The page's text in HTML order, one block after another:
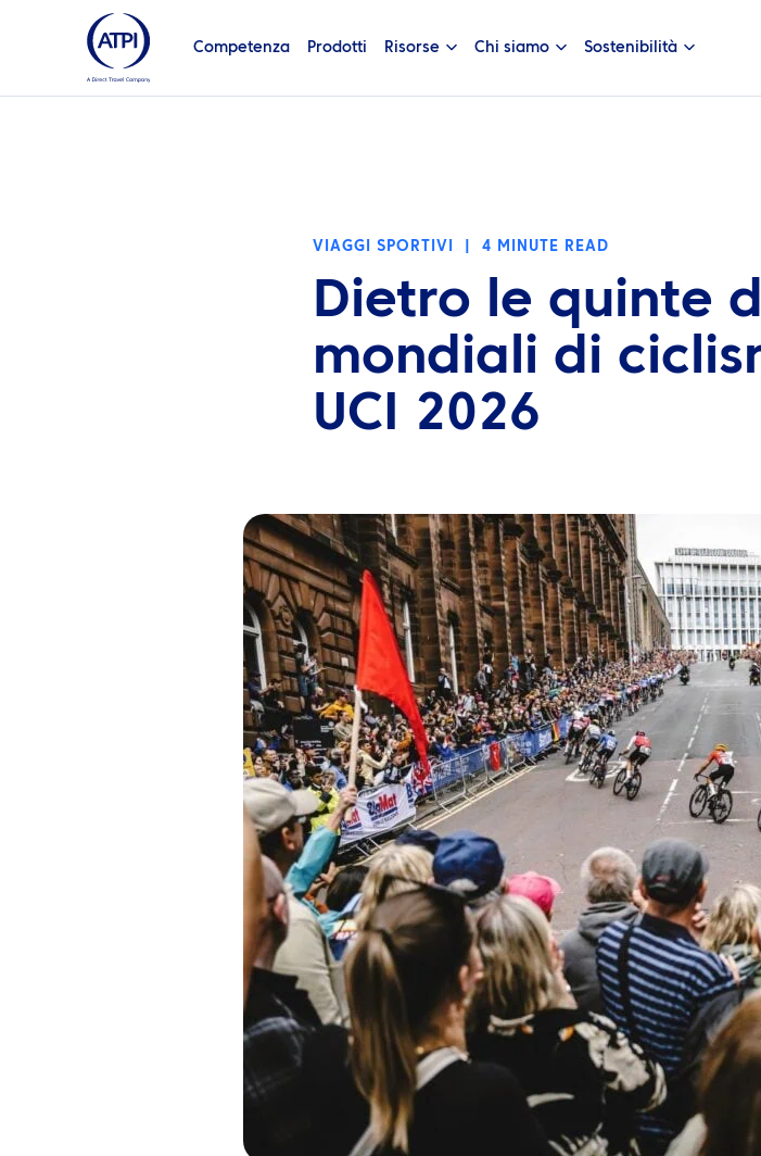
Competenza Prodotti Risorse Chi siamo Sostenibilità
VIAGGI SPORTIVI 4 MINUTE READ
Dietro le quinte
mondiali di
UCI 2026